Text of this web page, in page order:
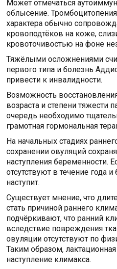
Может отмечаться
облысение.
характера обычно
кровоподтёков на коже,
кровоточивостью на фоне
Тяжёлыми осложнениями
первого типа и болезнь
привести к инвалидности.
Возможность
возраста и степени тяжести
очередь необходимо
грамотная гормональная
На начальных стадиях
сохранении овуляций
наступления беременности.
отсутствуют в течение года
наступит.
Существует мнение, что
стать причиной раннего
подчёркивают, что ранний
вследствие повреждения
овуляции отсутствуют по
Таким образом,
наступление климакса.